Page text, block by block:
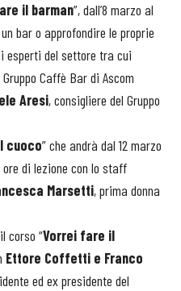
il barman”, dall’8 marzo al
bar o approfondire le proprie
esperti del settore tra cui
Caffè Bar di Ascom
Aresi, consigliere del Gruppo
cuoco” che andrà dal 12 marzo
ore di lezione con lo staff
Marsetti, prima donna
corso “Vorrei fare il
Ettore Coffetti e Franco
ed ex presidente del